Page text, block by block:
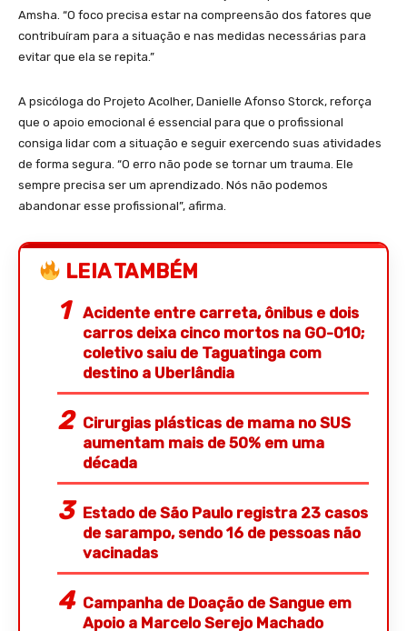
Amsha. “O foco precisa estar na compreensão dos fatores que
contribuíram para a situação e nas medidas necessárias para
evitar que ela se repita.”
A psicóloga do Projeto Acolher, Danielle Afonso Storck, reforça
que o apoio emocional é essencial para que o profissional
consiga lidar com a situação e seguir exercendo suas atividades
de forma segura. “O erro não pode se tornar um trauma. Ele
sempre precisa ser um aprendizado. Nós não podemos
abandonar esse profissional”, afirma.
LEIA TAMBÉM
Acidente entre carreta, ônibus e dois
carros deixa cinco mortos na GO-010;
coletivo saiu de Taguatinga com
destino a Uberlândia
Cirurgias plásticas de mama no SUS
aumentam mais de 50% em uma
década
Estado de São Paulo registra 23 casos
de sarampo, sendo 16 de pessoas não
vacinadas
Campanha de Doação de Sangue em
Apoio a Marcelo Serejo Machado